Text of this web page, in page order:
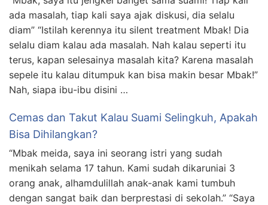
ada masalah, tiap kali saya ajak diskusi, dia selalu
diam” “Istilah kerennya itu silent treatment Mbak! Dia
selalu diam kalau ada masalah. Nah kalau seperti itu
terus, kapan selesainya masalah kita? Karena masalah
sepele itu kalau ditumpuk kan bisa makin besar Mbak!”
Nah, siapa ibu-ibu disini …
Cemas dan Takut Kalau Suami Selingkuh, Apakah
Bisa Dihilangkan?
“Mbak meida, saya ini seorang istri yang sudah
menikah selama 17 tahun. Kami sudah dikaruniai 3
orang anak, alhamdulillah anak-anak kami tumbuh
dengan sangat baik dan berprestasi di sekolah.” “Saya